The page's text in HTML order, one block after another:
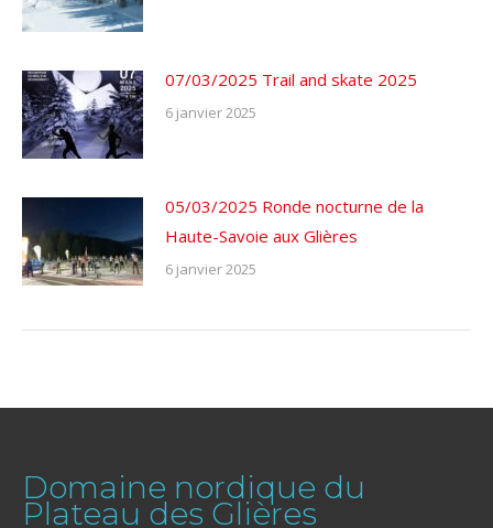
07/03/2025 Trail and skate 2025
6 janvier 2025
05/03/2025 Ronde nocturne de la
Haute-Savoie aux Glières
6 janvier 2025
Domaine nordique du
Plateau des Glières